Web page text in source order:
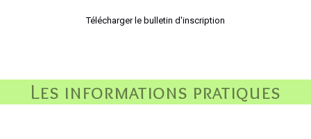
Télécharger le bulletin d'inscription
Les informations pratiques